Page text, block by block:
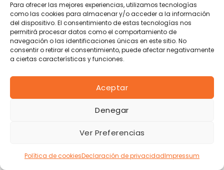
Para ofrecer las mejores experiencias, utilizamos tecnologías
como las cookies para almacenar y/o acceder a la información
del dispositivo. El consentimiento de estas tecnologías nos
permitirá procesar datos como el comportamiento de
navegación o las identificaciones únicas en este sitio. No
consentir o retirar el consentimiento, puede afectar negativamente
a ciertas características y funciones.
Aceptar
Denegar
Ver Preferencias
Política de cookiesDeclaración de privacidadImpressum
Rocío Talavera
Comercial